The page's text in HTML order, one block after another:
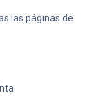
las páginas de